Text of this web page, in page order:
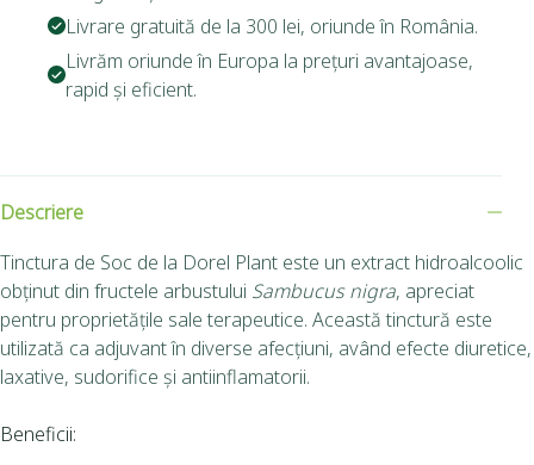
Livrare gratuită de la 300 lei, oriunde în România.
Livrăm oriunde în Europa la prețuri avantajoase,
rapid și eficient.
Descriere
Tinctura de Soc de la Dorel Plant este un extract hidroalcoolic
obținut din fructele arbustului Sambucus nigra, apreciat
pentru proprietățile sale terapeutice. Această tinctură este
utilizată ca adjuvant în diverse afecțiuni, având efecte diuretice,
laxative, sudorifice și antiinflamatorii.
Beneficii: